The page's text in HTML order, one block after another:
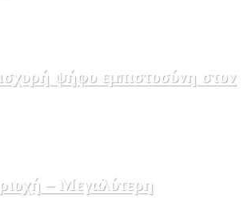
ψήφο εμπιστοσύνη στον
– Μεγαλύτερη